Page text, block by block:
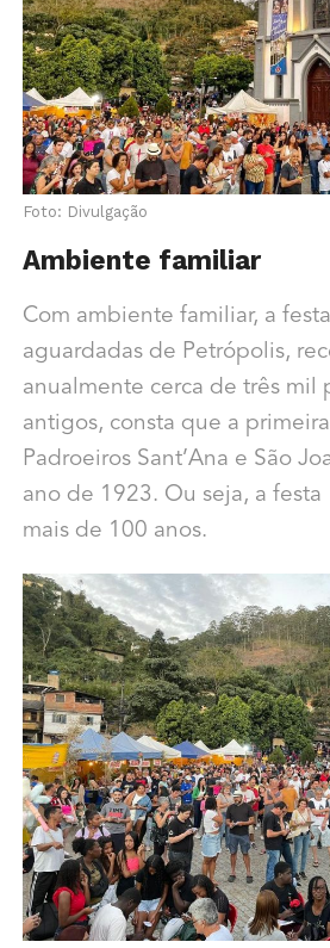
Foto: Divulgação
Ambiente familiar
Com ambiente familiar, a
aguardadas de Petrópolis,
anualmente cerca de três mil
antigos, consta que a
Padroeiros Sant’Ana e São
ano de 1923. Ou seja, a
mais de 100 anos.